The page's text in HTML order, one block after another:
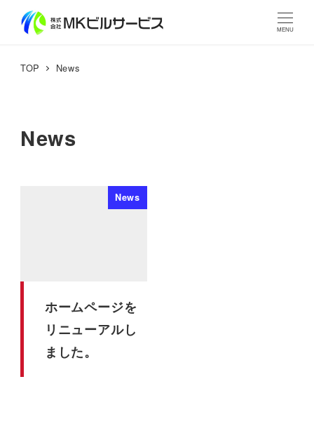
MENU
TOP News
News
News
ホームページを
リニューアルし
ました。